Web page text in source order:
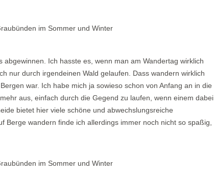
Ich hasste es, wenn man am Wandertag wirklich
nur durch irgendeinen Wald gelaufen. Dass wandern wirklich
war. Ich habe mich ja sowieso schon von Anfang an in die
aus, einfach durch die Gegend zu laufen, wenn einem dabei
bietet hier viele schöne und abwechslungsreiche
Berge wandern finde ich allerdings immer noch nicht so spaßig,